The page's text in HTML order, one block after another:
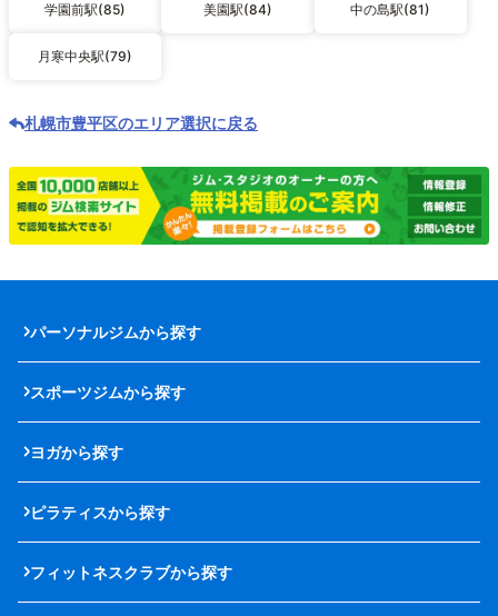
学園前駅(85) 美園駅(84) 中の島駅(81)
月寒中央駅(79)
札幌市豊平区のエリア選択に戻る
パーソナルジムから探す
スポーツジムから探す
ヨガから探す
ピラティスから探す
フィットネスクラブから探す